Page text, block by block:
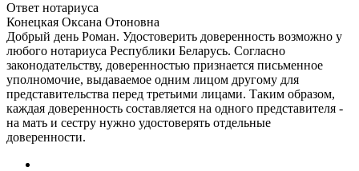
Ответ нотариуса
Конецкая Оксана Отоновна
Добрый день Роман. Удостоверить доверенность возможно у
любого нотариуса Республики Беларусь. Согласно
законодательству, доверенностью признается письменное
уполномочие, выдаваемое одним лицом другому для
представительства перед третьими лицами. Таким образом,
каждая доверенность составляется на одного представителя -
на мать и сестру нужно удостоверять отдельные
доверенности.